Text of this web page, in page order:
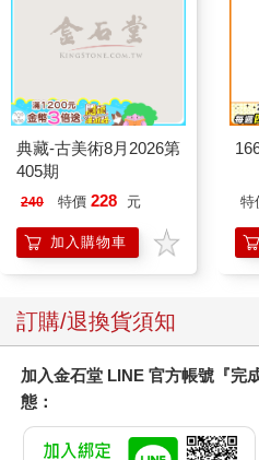
典藏-古美術8月2026第
405期
240 特價 228 元
加入購物車
特
訂購/退換貨須知
加入金石堂 LINE 官方帳號『完
態：